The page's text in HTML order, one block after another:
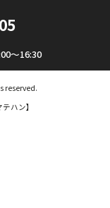
～16:30
reserved.
ハン】